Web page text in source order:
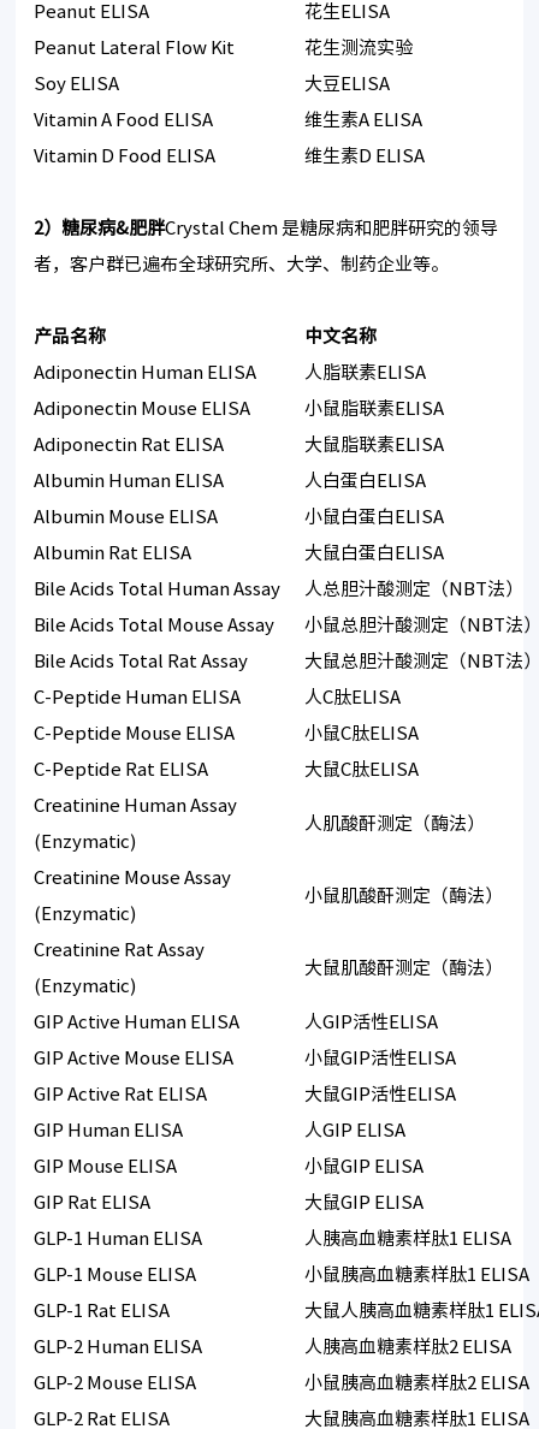
Peanut ELISA
花生ELISA
Peanut Lateral Flow Kit
花生测流实验
Soy ELISA
大豆ELISA
Vitamin A Food ELISA
维生素A ELISA
Vitamin D Food ELISA
维生素D ELISA
2）糖尿病&肥胖Crystal Chem 是糖尿病和肥胖研究的领导
者，客户群已遍布全球研究所、大学、制药企业等。
产品名称
中文名称
Adiponectin Human ELISA
人脂联素ELISA
Adiponectin Mouse ELISA
小鼠脂联素ELISA
Adiponectin Rat ELISA
大鼠脂联素ELISA
Albumin Human ELISA
人白蛋白ELISA
Albumin Mouse ELISA
小鼠白蛋白ELISA
Albumin Rat ELISA
大鼠白蛋白ELISA
Bile Acids Total Human Assay
人总胆汁酸测定（NBT法）
Bile Acids Total Mouse Assay
小鼠总胆汁酸测定（NBT法
Bile Acids Total Rat Assay
大鼠总胆汁酸测定（NBT法
C-Peptide Human ELISA
人C肽ELISA
C-Peptide Mouse ELISA
小鼠C肽ELISA
C-Peptide Rat ELISA
大鼠C肽ELISA
Creatinine Human Assay
(Enzymatic)
人肌酸酐测定（酶法）
Creatinine Mouse Assay
(Enzymatic)
小鼠肌酸酐测定（酶法）
Creatinine Rat Assay
(Enzymatic)
大鼠肌酸酐测定（酶法）
GIP Active Human ELISA
人GIP活性ELISA
GIP Active Mouse ELISA
小鼠GIP活性ELISA
GIP Active Rat ELISA
大鼠GIP活性ELISA
GIP Human ELISA
人GIP ELISA
GIP Mouse ELISA
小鼠GIP ELISA
GIP Rat ELISA
大鼠GIP ELISA
GLP-1 Human ELISA
人胰高血糖素样肽1 ELISA
GLP-1 Mouse ELISA
小鼠胰高血糖素样肽1 ELISA
GLP-1 Rat ELISA
大鼠人胰高血糖素样肽1
GLP-2 Human ELISA
人胰高血糖素样肽2 ELISA
GLP-2 Mouse ELISA
小鼠胰高血糖素样肽2 ELISA
GLP-2 Rat ELISA
大鼠胰高血糖素样肽1 ELISA